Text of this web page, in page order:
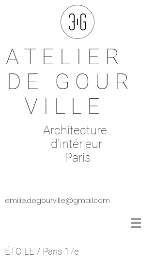
A T E L I E R
D E G O U R
V I L L E
Architecture
d'intérieur
Paris
emilie.degourville@gmail.com
ÉTOILE / Paris 17e